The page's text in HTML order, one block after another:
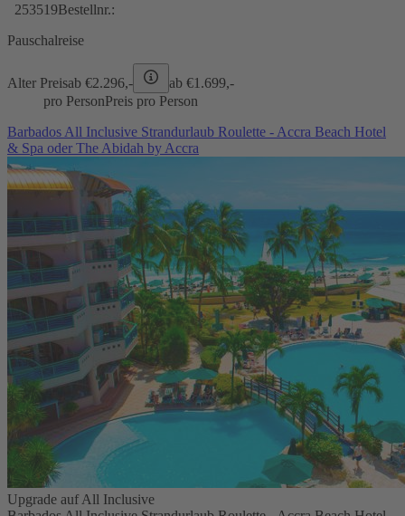
253519Bestellnr.:
Pauschalreise
Alter Preisab €2.296,- ab €1.699,-
pro PersonPreis pro Person
Barbados All Inclusive Strandurlaub Roulette - Accra Beach Hotel
& Spa oder The Abidah by Accra
Upgrade auf All Inclusive